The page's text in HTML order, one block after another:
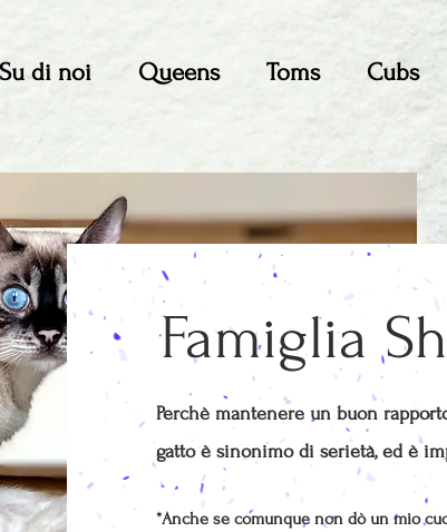
Su di noi Queens Toms Cubs
Famiglia
Perchè mantenere un buon
gatto è sinonimo di serietà, ed è
*Anche se comunque non dò un mio